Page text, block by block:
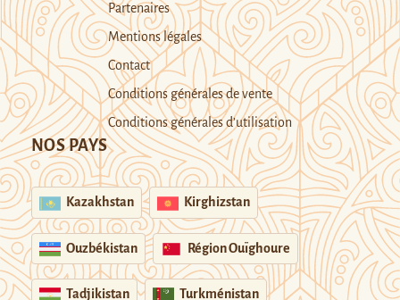
Partenaires
Mentions légales
Contact
Conditions générales de vente
Conditions générales d’utilisation
NOS PAYS
Kazakhstan Kirghizstan
Ouzbékistan Région Ouïghoure
Tadjikistan Turkménistan